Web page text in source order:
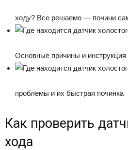
ходу? Все решаемо — почини
Основные причины и инструкция
проблемы и их быстрая починка
Как проверить
хода